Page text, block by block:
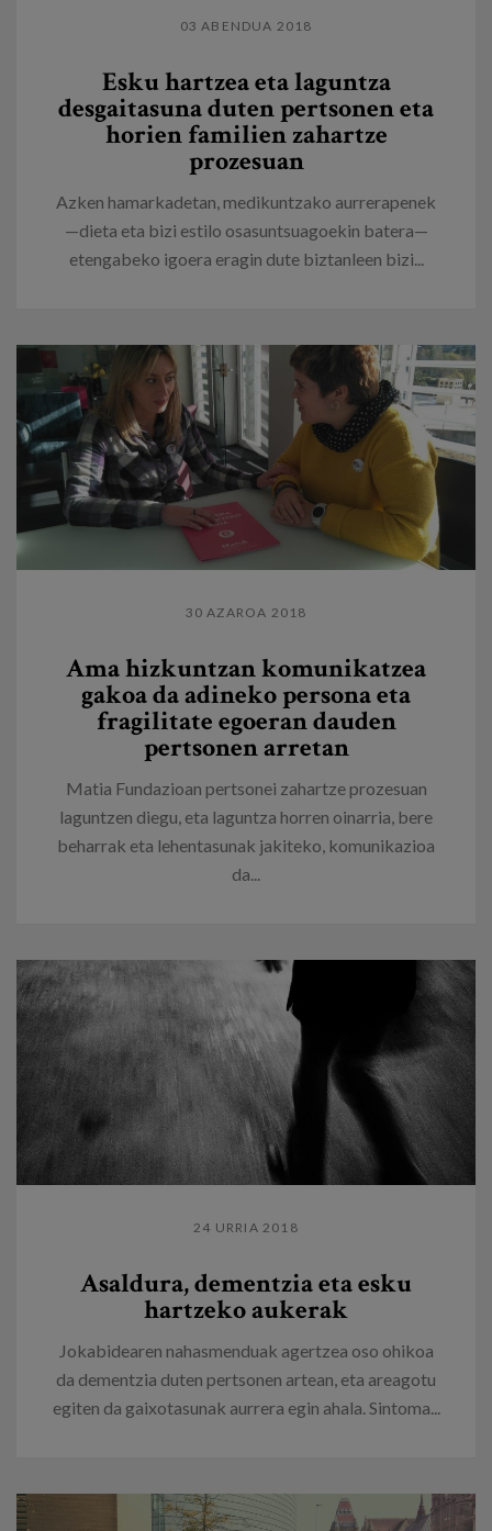
03 ABENDUA 2018
Esku hartzea eta laguntza
desgaitasuna duten pertsonen eta
horien familien zahartze
prozesuan
Azken hamarkadetan, medikuntzako aurrerapenek
—dieta eta bizi estilo osasuntsuagoekin batera—
etengabeko igoera eragin dute biztanleen bizi...
30 AZAROA 2018
Ama hizkuntzan komunikatzea
gakoa da adineko persona eta
fragilitate egoeran dauden
pertsonen arretan
Matia Fundazioan pertsonei zahartze prozesuan
laguntzen diegu, eta laguntza horren oinarria, bere
beharrak eta lehentasunak jakiteko, komunikazioa
da...
24 URRIA 2018
​Asaldura, dementzia eta esku
hartzeko aukerak
Jokabidearen nahasmenduak agertzea oso ohikoa
da dementzia duten pertsonen artean, eta areagotu
egiten da gaixotasunak aurrera egin ahala. Sintoma...